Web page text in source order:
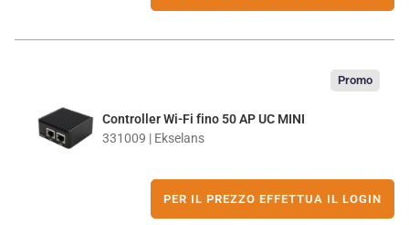
Promo
Controller Wi-Fi fino 50 AP UC MINI
331009 | Ekselans
PER IL PREZZO EFFETTUA IL LOGIN